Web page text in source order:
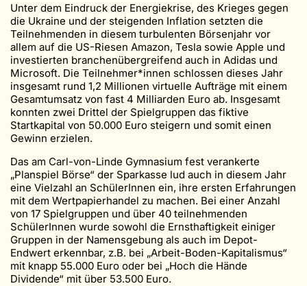
Unter dem Eindruck der Energiekrise, des Krieges gegen
die Ukraine und der steigenden Inflation setzten die
Teilnehmenden in diesem turbulenten Börsenjahr vor
allem auf die US-Riesen Amazon, Tesla sowie Apple und
investierten branchenübergreifend auch in Adidas und
Microsoft. Die Teilnehmer*innen schlossen dieses Jahr
insgesamt rund 1,2 Millionen virtuelle Aufträge mit einem
Gesamtumsatz von fast 4 Milliarden Euro ab. Insgesamt
konnten zwei Drittel der Spielgruppen das fiktive
Startkapital von 50.000 Euro steigern und somit einen
Gewinn erzielen.
Das am Carl-von-Linde Gymnasium fest verankerte
„Planspiel Börse“ der Sparkasse lud auch in diesem Jahr
eine Vielzahl an SchülerInnen ein, ihre ersten Erfahrungen
mit dem Wertpapierhandel zu machen. Bei einer Anzahl
von 17 Spielgruppen und über 40 teilnehmenden
SchülerInnen wurde sowohl die Ernsthaftigkeit einiger
Gruppen in der Namensgebung als auch im Depot-
Endwert erkennbar, z.B. bei „Arbeit-Boden-Kapitalismus“
mit knapp 55.000 Euro oder bei „Hoch die Hände
Dividende“ mit über 53.500 Euro.